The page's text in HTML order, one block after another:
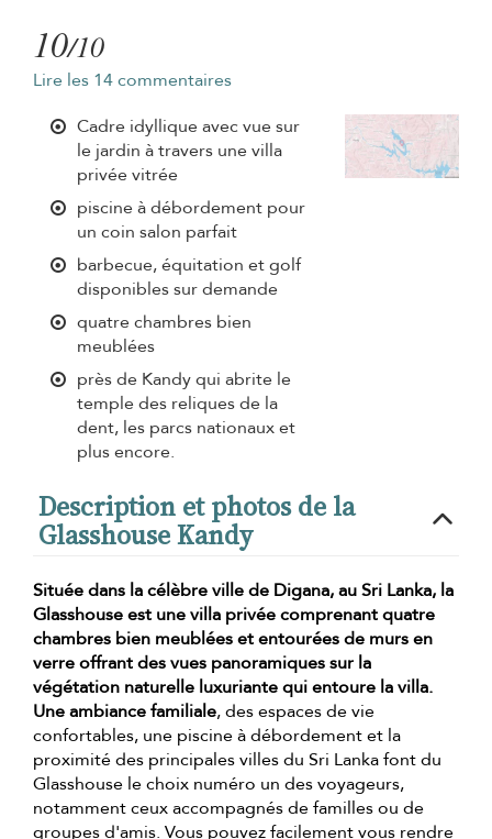
10/10
Lire les 14 commentaires
Cadre idyllique avec vue sur
le jardin à travers une villa
privée vitrée
piscine à débordement pour
un coin salon parfait
barbecue, équitation et golf
disponibles sur demande
quatre chambres bien
meublées
près de Kandy qui abrite le
temple des reliques de la
dent, les parcs nationaux et
plus encore.
Description et photos de la
Glasshouse Kandy
Située dans la célèbre ville de Digana, au Sri Lanka, la
Glasshouse est une villa privée comprenantquatre
chambres bien meubléeset entourées de murs en
verre offrant des vues panoramiques sur la
végétation naturelle luxuriante qui entoure la villa.
Uneambiance familiale, des espaces de vie
confortables, une piscine à débordement et la
proximité des principales villes du Sri Lanka font du
Glasshouse le choix numéro un des voyageurs,
notamment ceux accompagnés de familles ou de
groupes d'amis. Vous pouvez facilement vous rendre